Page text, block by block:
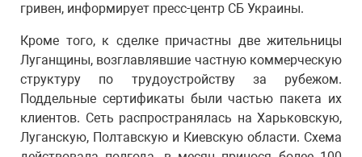
гривен, информирует пресс-центр СБ Украины.
Кроме того, к сделке причастны две жительницы
Луганщины, возглавлявшие частную коммерческую
структуру по трудоустройству за рубежом.
Поддельные сертификаты были частью пакета их
клиентов. Сеть распространялась на Харьковскую,
Луганскую, Полтавскую и Киевскую области. Схема